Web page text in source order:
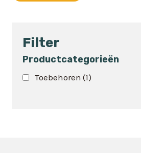
meerdere
variaties.
optie
Filter
Productcategorieën
Toebehoren (1)